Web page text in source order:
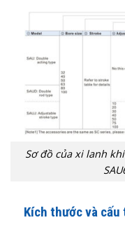
Sơ đồ của xi lanh khí
Kích thước và